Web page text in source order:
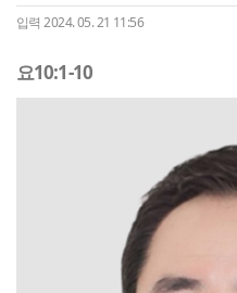
입력 2024. 05. 21 11:56
요10:1-10